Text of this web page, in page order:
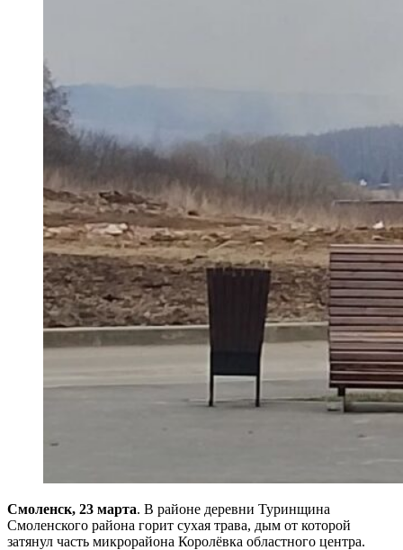
Смоленск, 23 марта. В районе деревни Туринщина
Смоленского района горит сухая трава, дым от которой
затянул часть микрорайона Королёвка областного центра.